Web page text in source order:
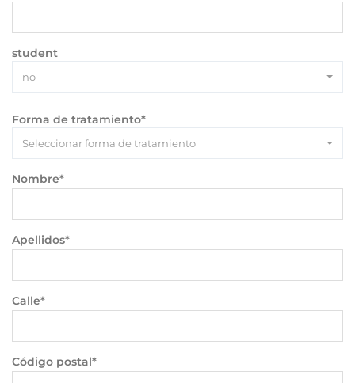
student
no
Forma de tratamiento*
Seleccionar forma de tratamiento
Nombre*
Apellidos*
Calle*
Código postal*